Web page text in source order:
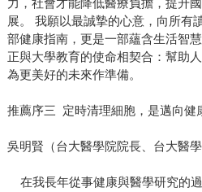
力，社會才能降低醫療負擔，提升
展。 我願以最誠摯的心意，向所有
部健康指南，更是一部蘊含生活智
正與大學教育的使命相契合：幫助
為更美好的未來作準備。
推薦序三 定時清理細胞，是邁向健
吳明賢（台大醫學院院長、台大醫學
在我長年從事健康與醫學研究的過